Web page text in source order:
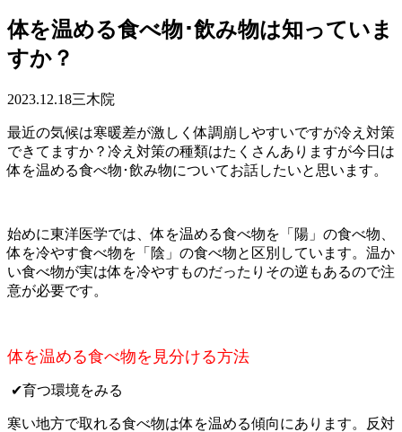
体を温める食べ物･飲み物は知っていま
すか？
2023.12.18三木院
最近の気候は寒暖差が激しく体調崩しやすいですが冷え対策
できてますか？冷え対策の種類はたくさんありますが今日は
体を温める食べ物･飲み物についてお話したいと思います。
始めに東洋医学では、体を温める食べ物を「陽」の食べ物、
体を冷やす食べ物を「陰」の食べ物と区別しています。温か
い食べ物が実は体を冷やすものだったりその逆もあるので注
意が必要です。
体を温める食べ物を見分ける方法
✔︎︎︎︎育つ環境をみる
寒い地方で取れる食べ物は体を温める傾向にあります。反対